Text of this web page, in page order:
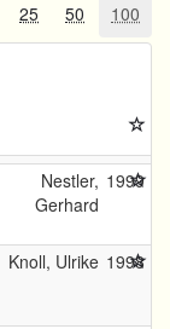
25 50 100
Nestler,
Gerhard
1999
Knoll, Ulrike 1998